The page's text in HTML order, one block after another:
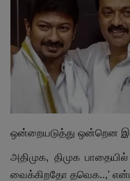
இதர
சந்தா
Language
ஒன்றையடுத்து ஒன்றென
அதிமுக, திமுக
வைக்கிறதோ தவெக..,'